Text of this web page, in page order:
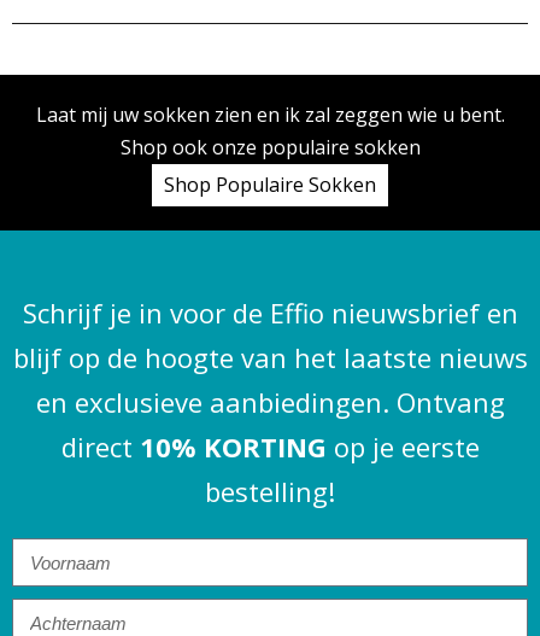
Laat mij uw sokken zien en ik zal zeggen wie u bent.
Shop ook onze populaire sokken
Shop Populaire Sokken
Schrijf je in voor de Effio nieuwsbrief en
blijf op de hoogte van het laatste nieuws
en exclusieve aanbiedingen. Ontvang
direct 10% KORTING op je eerste
bestelling!